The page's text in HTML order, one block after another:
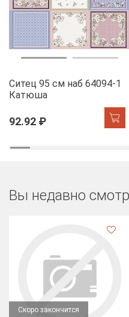
Ситец 95 см наб 64094-1
Катюша
92.92 ₽
Вы недавно
Скоро закончится